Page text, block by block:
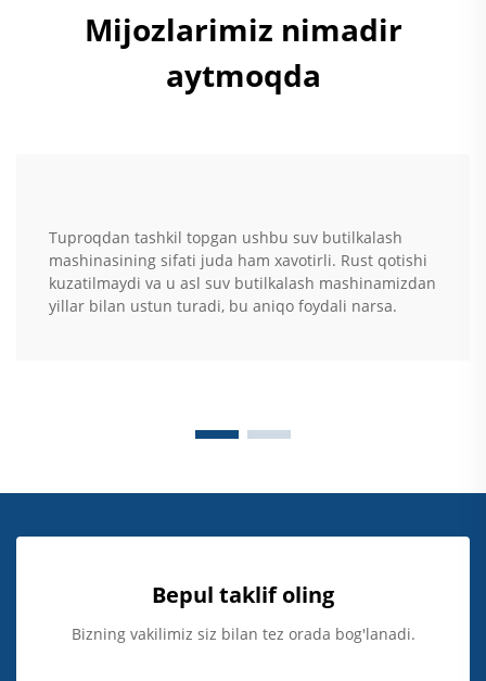
Mijozlarimiz nimadir
aytmoqda
Tuproqdan tashkil topgan ushbu suv butilkalash
mashinasining sifati juda ham xavotirli. Rust qotishi
kuzatilmaydi va u asl suv butilkalash mashinamizdan
yillar bilan ustun turadi, bu aniqo foydali narsa.
Bepul taklif oling
Bizning vakilimiz siz bilan tez orada bog'lanadi.